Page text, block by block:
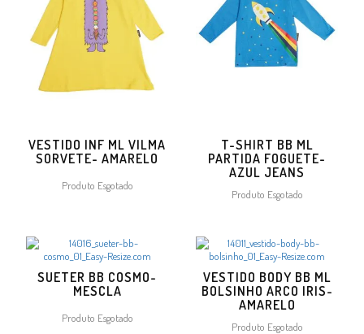
VESTIDO INF ML VILMA
SORVETE- AMARELO
Produto Esgotado
T-SHIRT BB ML
PARTIDA FOGUETE-
AZUL JEANS
Produto Esgotado
SUETER BB COSMO-
MESCLA
Produto Esgotado
VESTIDO BODY BB ML
BOLSINHO ARCO IRIS-
AMARELO
Produto Esgotado